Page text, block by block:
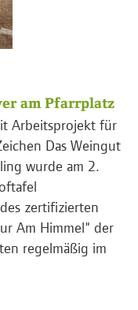
am Pfarrplatz
Arbeitsprojekt für
Das Weingut
wurde am 2.
zertifizierten
Am Himmel" der
regelmäßig im